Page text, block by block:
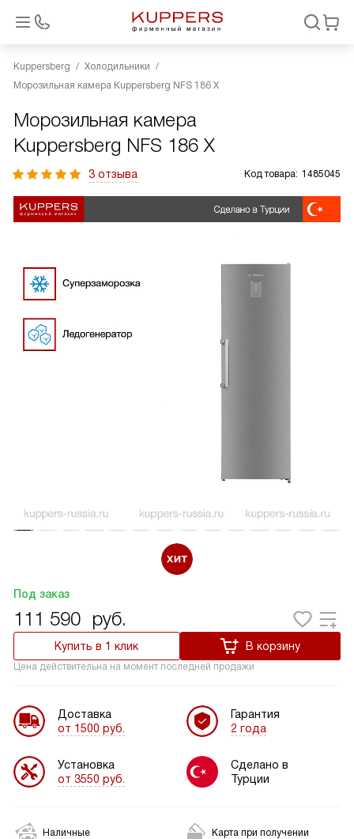
Kuppersberg
Холодильники
Морозильная камера Kuppersberg NFS 186 X
Морозильная камера
Kuppersberg NFS 186 X
3 отзыва Код товара: 1485045
Под заказ
111 590 руб.
Купить в 1 клик В корзину
Цена действительна на момент последней продажи
Доставка
от 1500 руб.
Установка
от 3550 руб.
Гарантия
2 года
Сделано в
Турции
Наличные Карта при получении